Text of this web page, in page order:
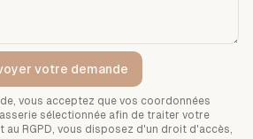
votre demande
vous acceptez que vos coordonnées
sélectionnée afin de traiter votre
au RGPD, vous disposez d'un droit d'accès,